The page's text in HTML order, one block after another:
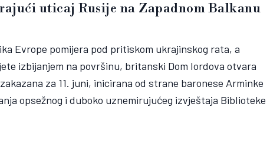
uticaj Rusije na Zapadnom Balkanu
Evrope pomijera pod pritiskom ukrajinskog rata, a
izbijanjem na površinu, britanski Dom lordova otvara
za 11. juni, inicirana od strane baronese Arminke
opsežnog i duboko uznemirujućeg izvještaja Biblioteke